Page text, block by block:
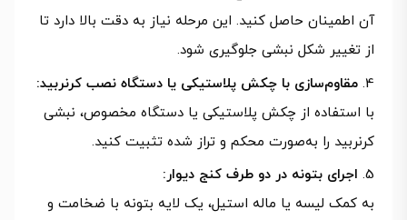
آن اطمینان حاصل کنید. این مرحله نیاز به دقت بالا دارد تا
از تغییر شکل نبشی جلوگیری شود.
مقاوم‌سازی با چکش پلاستیکی یا دستگاه نصب کرنربید:
با استفاده از چکش پلاستیکی یا دستگاه مخصوص، نبشی
کرنربید را به‌صورت محکم و تراز شده تثبیت کنید.
اجرای بتونه در دو طرف کنج دیوار:
به کمک لیسه یا ماله استیل، یک لایه بتونه با ضخامت و